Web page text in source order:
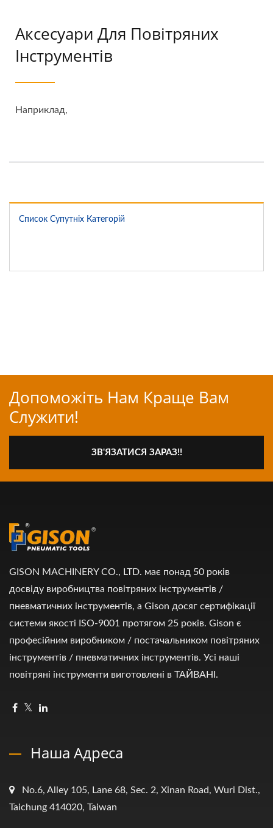
Аксесуари Для Повітряних
Інструментів
Наприклад,
Список Супутніх Категорій
Допоможіть Нам Краще Вам
Служити!
ЗВ'ЯЗАТИСЯ ЗАРАЗ!!
GISON MACHINERY CO., LTD. має понад 50 років
досвіду виробництва повітряних інструментів /
пневматичних інструментів, а Gison досяг сертифікації
системи якості ISO-9001 протягом 25 років. Gison є
професійним виробником / постачальником повітряних
інструментів / пневматичних інструментів. Усі наші
повітряні інструменти виготовлені в ТАЙВАНІ.
Наша Адреса
No.6, Alley 105, Lane 68, Sec. 2, Xinan Road, Wuri Dist.,
Taichung 414020, Taiwan